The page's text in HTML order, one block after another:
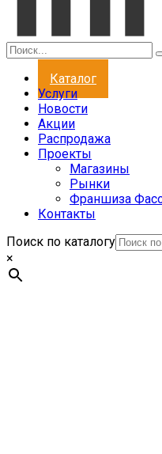
Каталог
Услуги
Новости
Акции
Распродажа
Проекты
Магазины
Рынки
Франшиза
Контакты
Поиск по каталогу
×